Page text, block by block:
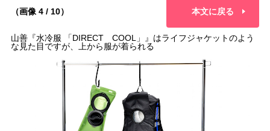
（画像 4 / 10） 本文に戻る
山善『水冷服 「DIRECT COOL」』はライフジャケットのよう
な見た目ですが、上から服が着られる